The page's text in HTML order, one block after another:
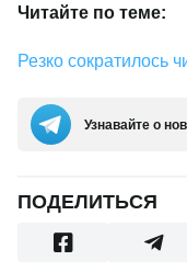
Читайте по теме:
Резко сократилось
Узнавайте о
ПОДЕЛИТЬСЯ